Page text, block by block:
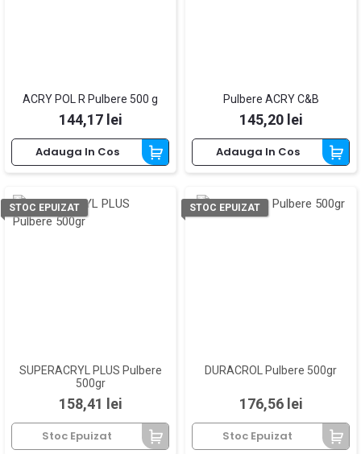
ACRY POL R Pulbere 500 g
Pret
144,17 lei
Adauga In Cos
Pulbere ACRY C&B
Pret
145,20 lei
Adauga In Cos
SUPERACRYL PLUS Pulbere
500gr
Pret
158,41 lei
Stoc Epuizat
STOC EPUIZAT
DURACROL Pulbere 500gr
Pret
176,56 lei
Stoc Epuizat
STOC EPUIZAT